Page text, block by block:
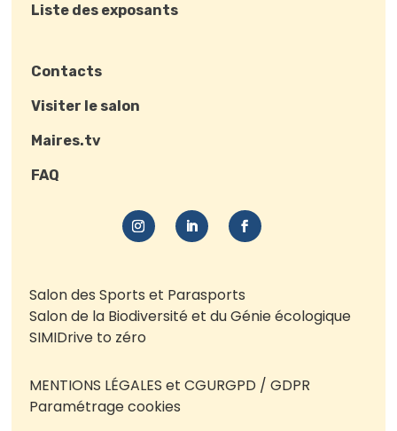
Liste des exposants
Contacts
Visiter le salon
Maires.tv
FAQ
Salon des Sports et Parasports
Salon de la Biodiversité et du Génie écologique
SIMIDrive to zéro
MENTIONS LÉGALES et CGURGPD / GDPR
Paramétrage cookies